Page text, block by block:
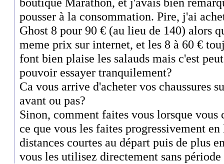
pousser à la consommation. Pire, j'ai
Ghost 8 pour 90 € (au lieu de 140) alors
meme prix sur internet, et les 8 à 60 €
font bien plaise les salauds mais c'est
pouvoir essayer tranquilement?
Ca vous arrive d'acheter vos chaussures
avant ou pas?
Sinon, comment faites vous lorsque vous
ce que vous les faites progressivement
distances courtes au départ puis de plus
vous les utilisez directement sans